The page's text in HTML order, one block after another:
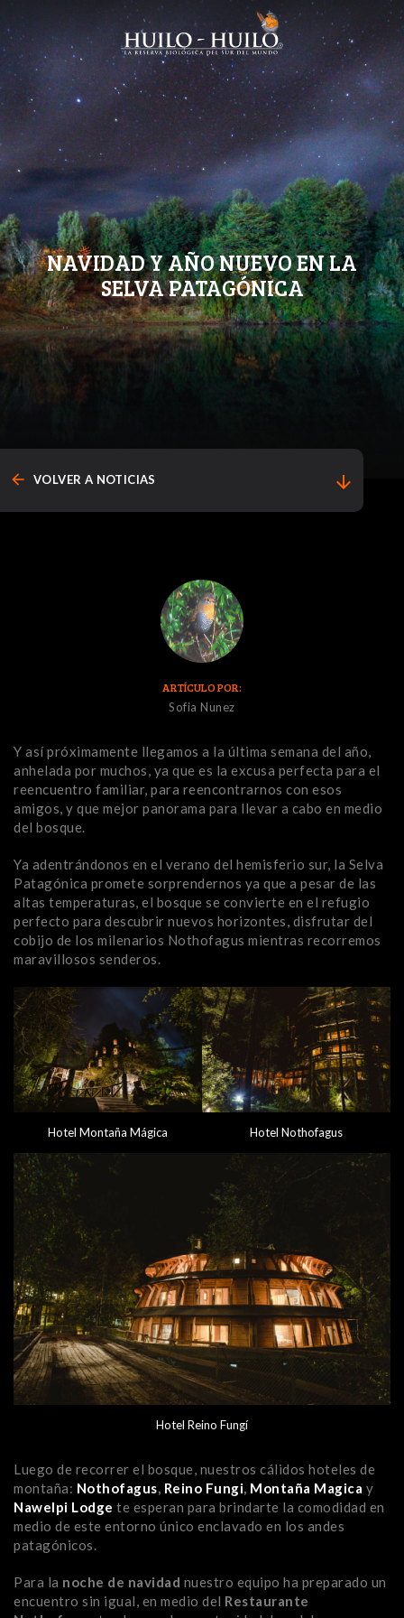
NAVIDAD Y AÑO NUEVO EN LA
SELVA PATAGÓNICA
arrow_back VOLVER A NOTICIAS arrow_downward
ARTÍCULO POR:
Sofia Nunez
Y así próximamente llegamos a la última semana del año,
anhelada por muchos, ya que es la excusa perfecta para el
reencuentro familiar, para reencontrarnos con esos
amigos, y que mejor panorama para llevar a cabo en medio
del bosque.
Ya adentrándonos en el verano del hemisferio sur, la Selva
Patagónica promete sorprendernos ya que a pesar de las
altas temperaturas, el bosque se convierte en el refugio
perfecto para descubrir nuevos horizontes, disfrutar del
cobijo de los milenarios Nothofagus mientras recorremos
maravillosos senderos.
Hotel Montaña Mágica Hotel Nothofagus
Hotel Reino Fungí
Luego de recorrer el bosque, nuestros cálidos hoteles de
montaña: Nothofagus Reino Fungi Montaña Magica y
Nawelpi Lodge te esperan para brindarte la comodidad en
medio de este entorno único enclavado en los andes
patagónicos.
Para la noche de navidad nuestro equipo ha preparado un
encuentro sin igual, en medio del Restaurante